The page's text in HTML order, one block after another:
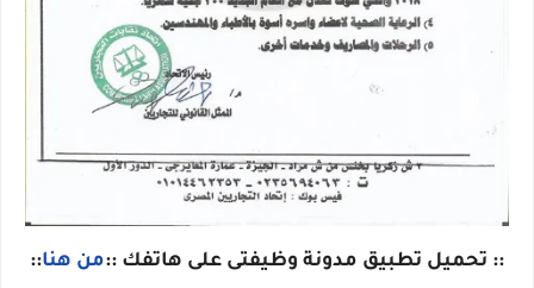
:: تحميل تطبيق مدونة وظيفتى على هاتفك ::من هنا::